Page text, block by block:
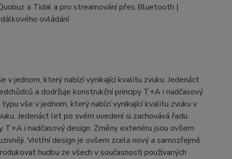
a Tidal a pro streamování přes Bluetooth |
ovládání
jednom, který nabízí vynikající kvalitu zvuku. Jedenáct
a dodržuje konstrukční principy T+A i nadčasový
vše v jednom, který nabízí vynikající kvalitu zvuku v
Jedenáct let po svém uvedení si zachovává řadu
T+A i nadčasový design. Změny exteriéru jsou ovšem
Vnitřní design je ovšem zcela nový a samozřejmě
hudbu ze všech v současnosti používaných